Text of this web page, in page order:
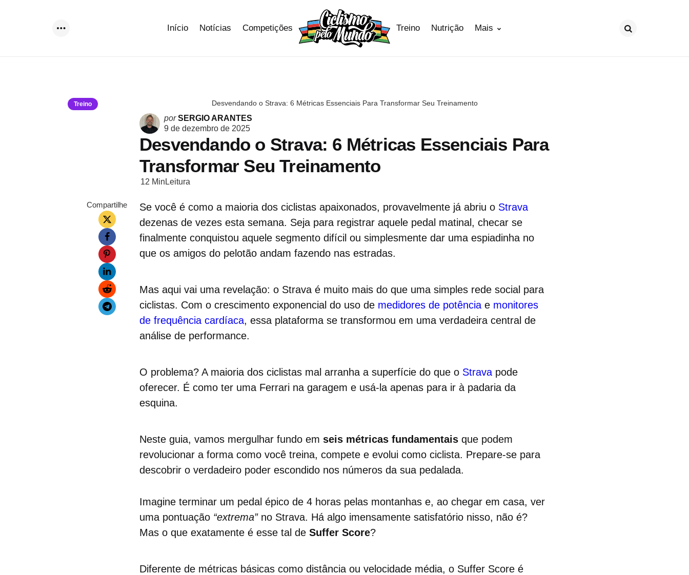
Início Notícias Competições Treino Nutrição Mais
Treino Desvendando o Strava: 6 Métricas Essenciais Para Transformar Seu Treinamento
Postado
por
porSERGIO ARANTES
9 de dezembro de 2025
Desvendando o Strava: 6 Métricas Essenciais Para
Transformar Seu Treinamento
12 Min Leitura
Compartilhe Se você é como a maioria dos ciclistas apaixonados, provavelmente já abriu o Strava
dezenas de vezes esta semana. Seja para registrar aquele pedal matinal, checar se
finalmente conquistou aquele segmento difícil ou simplesmente dar uma espiadinha no
que os amigos do pelotão andam fazendo nas estradas.
Mas aqui vai uma revelação: o Strava é muito mais do que uma simples rede social para
ciclistas. Com o crescimento exponencial do uso de medidores de potência e monitores
de frequência cardíaca, essa plataforma se transformou em uma verdadeira central de
análise de performance.
O problema? A maioria dos ciclistas mal arranha a superfície do que o Strava pode
oferecer. É como ter uma Ferrari na garagem e usá-la apenas para ir à padaria da
esquina.
Neste guia, vamos mergulhar fundo em seis métricas fundamentais que podem
revolucionar a forma como você treina, compete e evolui como ciclista. Prepare-se para
descobrir o verdadeiro poder escondido nos números da sua pedalada.
Imagine terminar um pedal épico de 4 horas pelas montanhas e, ao chegar em casa, ver
uma pontuação “extrema”no Strava. Há algo imensamente satisfatório nisso, não é?
Mas o que exatamente é esse tal de Suffer Score?
Diferente de métricas básicas como distância ou velocidade média, o Suffer Score é